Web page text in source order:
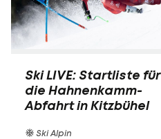
Ski LIVE: Startliste für
die Hahnenkamm-
Abfahrt in Kitzbühel
Ski Alpin